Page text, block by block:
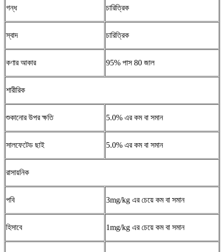
গন্ধ চারিত্রিক
স্বাদ চারিত্রিক
কণার আকার 95% পাস 80 জাল
শারীরিক
শুকানোর উপর ক্ষতি 5.0% এর কম বা সমান
সালফেটেড ছাই 5.0% এর কম বা সমান
রাসায়নিক
পবি 3mg/kg এর চেয়ে কম বা সমান
হিসাবে 1mg/kg এর চেয়ে কম বা সমান